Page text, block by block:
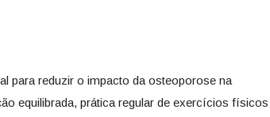
para reduzir o impacto da osteoporose na
equilibrada, prática regular de exercícios físicos